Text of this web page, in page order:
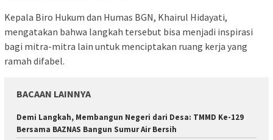
Kepala Biro Hukum dan Humas BGN, Khairul Hidayati,
mengatakan bahwa langkah tersebut bisa menjadi inspirasi
bagi mitra-mitra lain untuk menciptakan ruang kerja yang
ramah difabel.
BACAAN LAINNYA
Demi Langkah, Membangun Negeri dari Desa: TMMD Ke-129
Bersama BAZNAS Bangun Sumur Air Bersih